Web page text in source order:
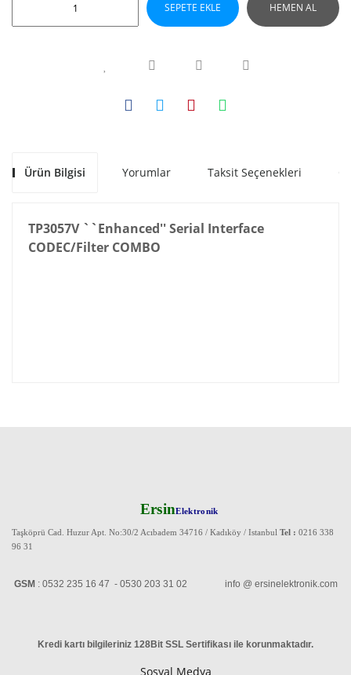
SEPETE EKLE HEMEN AL
Ürün Bilgisi Yorumlar Taksit Seçenekleri
TP3057V ``Enhanced'' Serial Interface
CODEC/Filter COMBO
ErsinElektronik
Taşköprü Cad. Huzur Apt. No:30/2 Acıbadem 34716 / Kadıköy / Istanbul Tel : 0216 338
96 31
GSM : 0532 235 16 47 - 0530 203 31 02 info @ ersinelektronik.com
Kredi kartı bilgileriniz 128Bit SSL Sertifikası ile korunmaktadır.
Sosyal Medya